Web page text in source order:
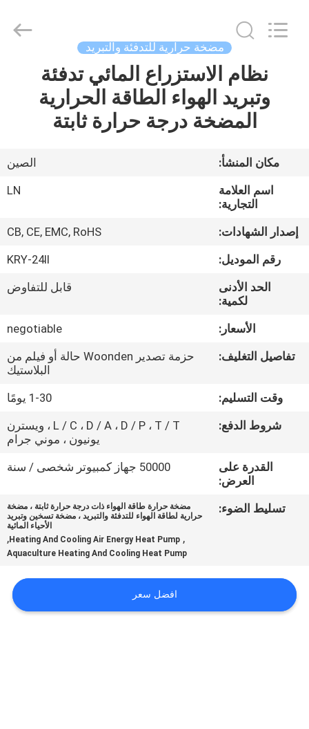
الصفحة
الرئيسية
فيديوهات
معلومات
جولة
المصنع
مراقبة
الجودة
اتصل
اطلب
مضخة حرارية للتدفئة والتبريد
نظام الاستزراع المائي تدفئة
وتبريد الهواء الطاقة الحرارية
المضخة درجة حرارة ثابتة
مكان المنشأ:
الصين
اسم العلامة
التجارية:
LN
إصدار الشهادات:
CB, CE, EMC, RoHS
رقم الموديل:
KRY-24II
الحد الأدنى
لكمية:
قابل للتفاوض
الأسعار:
negotiable
تفاصيل التغليف:
حزمة تصدير Woonden حالة أو فيلم من
البلاستيك
وقت التسليم:
1-30 يومًا
شروط الدفع:
L / C ، D / A ، D / P ، T / T ، ويسترن
يونيون ، موني جرام
القدرة على
العرض:
50000 جهاز كمبيوتر شخصى / سنة
تسليط الضوء:
مضخة حرارة طاقة الهواء ذات درجة حرارة ثابتة ، مضخة
حرارية لطاقة الهواء للتدفئة والتبريد ، مضخة تسخين وتبريد
الأحياء المائية
,
Heating And Cooling Air Energy Heat Pump
,
Aquaculture Heating And Cooling Heat Pump
افضل سعر